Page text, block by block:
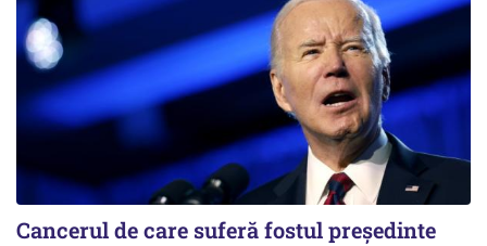
Cancerul de care suferă fostul preşedinte